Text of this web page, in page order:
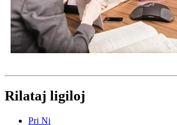
Rilataj ligiloj
Pri Ni